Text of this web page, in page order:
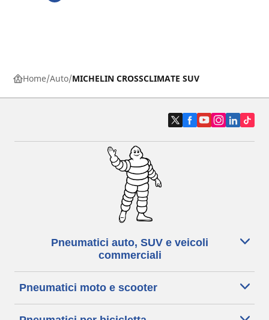
Home Auto MICHELIN CROSSCLIMATE SUV
Pneumatici auto, SUV e veicoli
commerciali
Pneumatici moto e scooter